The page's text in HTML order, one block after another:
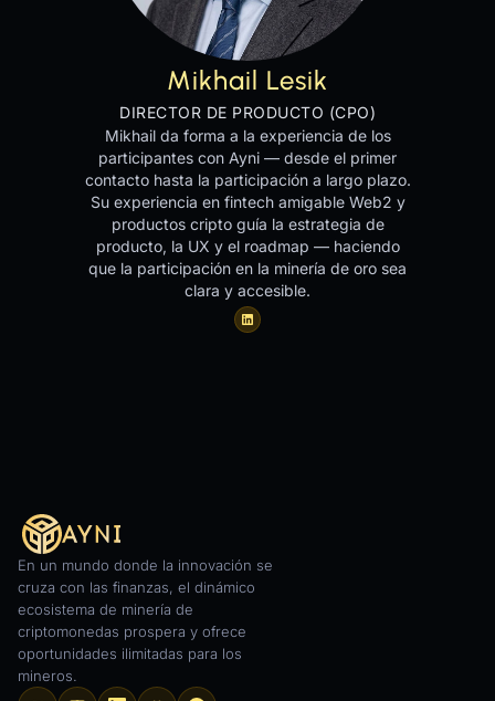
Mikhail Lesik
DIRECTOR DE PRODUCTO (CPO)
Mikhail da forma a la experiencia de los
participantes con Ayni — desde el primer
contacto hasta la participación a largo plazo.
Su experiencia en fintech amigable Web2 y
productos cripto guía la estrategia de
producto, la UX y el roadmap — haciendo
que la participación en la minería de oro sea
clara y accesible.
En un mundo donde la innovación se
cruza con las finanzas, el dinámico
ecosistema de minería de
criptomonedas prospera y ofrece
oportunidades ilimitadas para los
mineros.